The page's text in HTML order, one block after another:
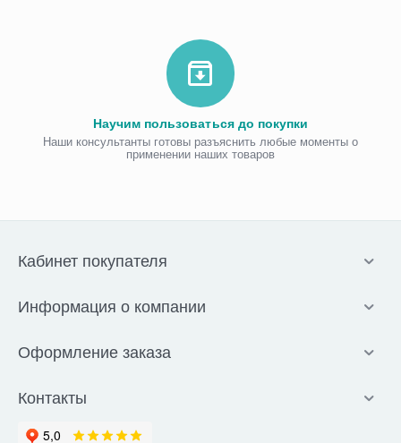
Научим пользоваться до покупки
Наши консультанты готовы разъяснить любые моменты о
применении наших товаров
Кабинет покупателя
Информация о компании
Оформление заказа
Контакты